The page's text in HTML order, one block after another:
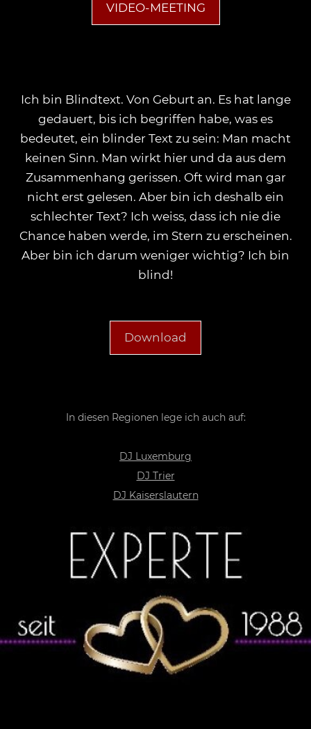
VIDEO-MEETING
Ich bin Blindtext. Von Geburt an. Es hat lange
gedauert, bis ich begriffen habe, was es
bedeutet, ein blinder Text zu sein: Man macht
keinen Sinn. Man wirkt hier und da aus dem
Zusammenhang gerissen. Oft wird man gar
nicht erst gelesen. Aber bin ich deshalb ein
schlechter Text? Ich weiss, dass ich nie die
Chance haben werde, im Stern zu erscheinen.
Aber bin ich darum weniger wichtig? Ich bin
blind!
Download
In diesen Regionen lege ich auch auf:
DJ Luxemburg
DJ Trier
DJ Kaiserslautern